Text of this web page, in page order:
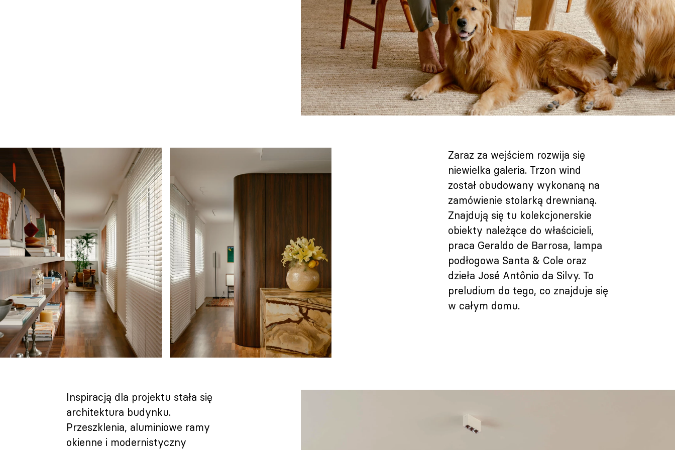
Zaraz za wejściem rozwija się
niewielka galeria. Trzon wind
został obudowany wykonaną na
zamówienie stolarką drewnianą.
Znajdują się tu kolekcjonerskie
obiekty należące do właścicieli,
praca Geraldo de Barrosa, lampa
podłogowa Santa & Cole oraz
dzieła José Antônio da Silvy. To
preludium do tego, co znajduje się
w całym domu.
Inspiracją dla projektu stała się
architektura budynku.
Przeszklenia, aluminiowe ramy
okienne i modernistyczny